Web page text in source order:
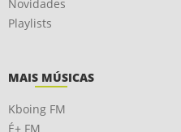
Novidades
Playlists
MAIS MÚSICAS
Kboing FM
É+ FM